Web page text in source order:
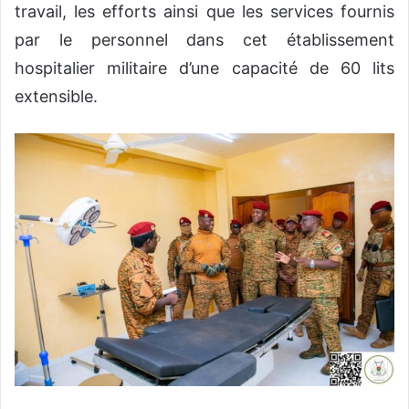
travail, les efforts ainsi que les services fournis
par le personnel dans cet établissement
hospitalier militaire d’une capacité de 60 lits
extensible.